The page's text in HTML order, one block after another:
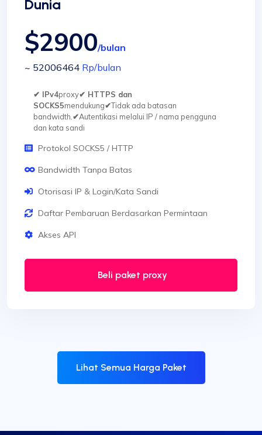
Dunia
$2900/bulan
~ 52006464 Rp/bulan
✔ IPv4proxy✔ HTTPS dan
SOCKS5mendukung✔Tidak ada batasan
bandwidth.✔Autentikasi melalui IP / nama pengguna
dan kata sandi
Protokol SOCKS5 / HTTP
Bandwidth Tanpa Batas
Otorisasi IP & Login/Kata Sandi
Daftar Pembaruan Berdasarkan Permintaan
Akses API
Beli paket proxy
Lihat Semua Harga Paket